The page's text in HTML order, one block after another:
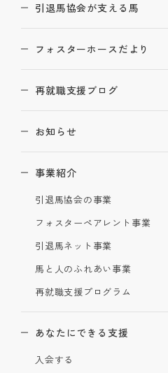
引退馬協会が支える馬
フォスターホースだより
再就職支援ブログ
お知らせ
事業紹介
引退馬協会の事業
フォスターペアレント事業
引退馬ネット事業
馬と人のふれあい事業
再就職支援プログラム
あなたにできる支援
入会する